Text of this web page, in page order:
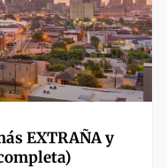
EXTRAÑA y